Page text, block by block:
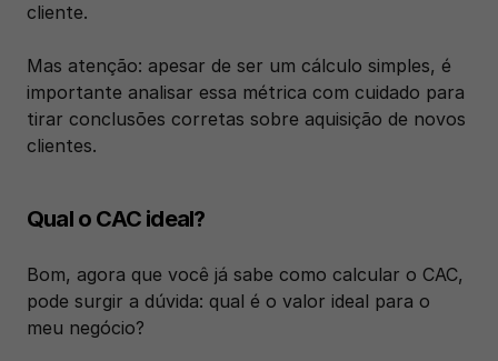
cliente.
Mas atenção: apesar de ser um cálculo simples, é
importante analisar essa métrica com cuidado para
tirar conclusões corretas sobre aquisição de novos
clientes.
Qual o CAC ideal?
Bom, agora que você já sabe como calcular o CAC,
pode surgir a dúvida: qual é o valor ideal para o
meu negócio?